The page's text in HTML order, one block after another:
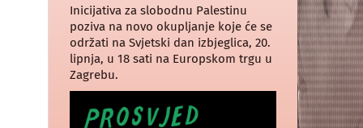
Inicijativa za slobodnu Palestinu
poziva na novo okupljanje koje će se
održati na Svjetski dan izbjeglica, 20.
lipnja, u 18 sati na Europskom trgu u
Zagrebu.